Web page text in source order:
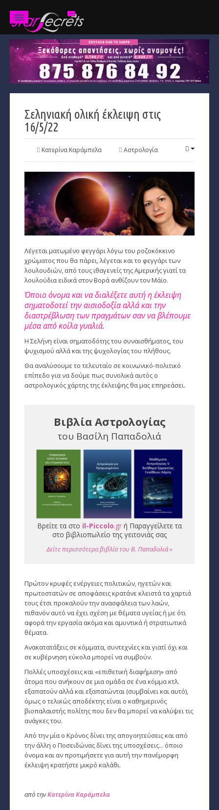
Προβλέψεις
Χαρακτηριστικά
Καρκίνος
Παρθένος
Σκορπιός
Αιγόκερως
Υδροχόος
Ινδιάνικο Ωροσκόπιο
Κινέζικο Ωροσκόπιο
Εύρεση Ωροσκόπου
Αστρολογικός Χάρτης
­Τα Άστρα αλλιώς
Ζώδια και διασκέσαση
Ζώδια και δυσκολίες
Ζώδια και μόδα
­Ζώδια και ταξίδια
­Ζώδια και οικογένεια
­Ζώδια και αθλητισμός
­Ζώδια και διάσημοι
Gossip και αλλά...
Σεληνιακή ολική έκλειψη στις
16/5/22
Κατερίνα Καράμπελα Αστρολογία
Λέγεται ματωμένο φεγγάρι λόγω του ροζοκόκκινο
χρώματος που θα πάρει, λέγεται και το φεγγάρι των
λουλουδιών, από τους ιθαγενείς της Αμερικής γιατί τα
λουλούδια ειδικά στον Βορά ανθίζουν τον Μάϊο.
Όποιο όνομα και να διαλέξετε αυτή η έκλειψη
σηματοδοτεί την αισιοδοξία αλλά και την
διαστρέβλωση των πραγμάτων σαν να βλέπουμε
μέσα από κοίλα γυαλιά.
Η Σελήνη είναι σηματοδότης του συναισθήματος, του
ψυχισμού αλλά και της ψυχολογίας του πλήθους.
Θα αναλύσουμε το τελευταίο σε κοινωνικό-πολιτικό
επίπεδο για να δούμε πως συνολικά αυτός ο
αστρολογικός χάρτης της έκλειψης θα μας επηρεάσει.
Βιβλία Αστρολογίας
του Βασίλη Παπαδολιά
Βρείτε τα στο il-Piccolo.gr ή Παραγγείλετε τα
στο βιβλιοπωλείο της γειτονιάς σας
Δείτε περισσότερα βιβλία του Β. Παπαδολιά »
Πρώτον κρυφές ενέργειες πολιτικών, ηγετών και
πρωτοστατών σε αποφάσεις κρατάνε κλειστά τα χαρτιά
τους έτσι προκαλούν την ανασφάλεια των λαών,
πιθανόν αυτό να έχει σχέση με θέματα υγείας ή με ότι
αφορά την εργασία ακόμα και αμυντικά ή στρατιωτικά
θέματα.
Ανακατατάξεις σε κόμματα, συντεχνίες και γιατί όχι και
σε κυβέρνηση εύκολα μπορεί να συμβούν.
Πολλές υποσχέσεις και «επιθετική διαφήμιση» από
άτομα που ανήκουν σε μια ομάδα σε ένα κόμμα κτλ.
εξαπατούν αλλά και εξαπατώνται (συμβαίνει και αυτό),
όμως ο τελικώς αποδέκτης είναι ο καθημερινός
βιοπαλαιστής πολίτης που δεν θα μπορεί να καλύψει τις
ανάγκες του.
Από την μία ο Κρόνος δίνει της απογοητεύσεις και από
την άλλη ο Ποσειδώνας δίνει της υποσχέσεις... όποιο
όνομα και αν προτιμήσετε για αυτή την πανέμορφη
έκλειψη κρατήστε μικρό καλάθι.
από τηνΚατερίνα Καράμπελα